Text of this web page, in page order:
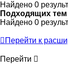
Найдено 0
Подходящих
Найдено 0
Перейти к
Перейти